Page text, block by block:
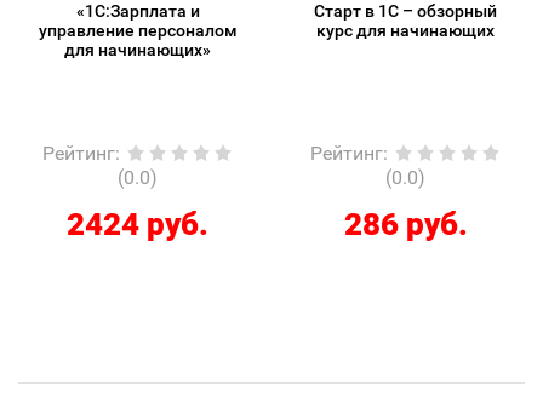
«1С:Зарплата и
управление персоналом
для начинающих»
Рейтинг:
(0.0)
2424 руб.
Старт в 1С – обзорный
курс для начинающих
Рейтинг:
(0.0)
286 руб.